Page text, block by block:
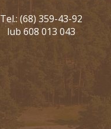
Tel.: (68) 359-43-92
lub 608 013 043